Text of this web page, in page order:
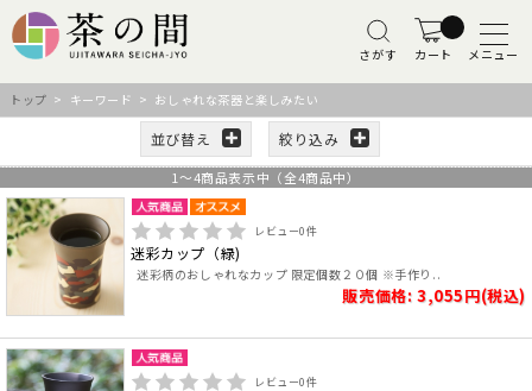
さがす カート メニュー
トップ > キーワード > おしゃれな茶器と楽しみたい
並び替え 絞り込み
1 ～4商品表示中（全4商品中）
レビュー0件
迷彩カップ（緑)
迷彩柄のおしゃれなカップ 限定個数２０個 ※手作り..
販売価格: 3,055円(税込)
レビュー0件